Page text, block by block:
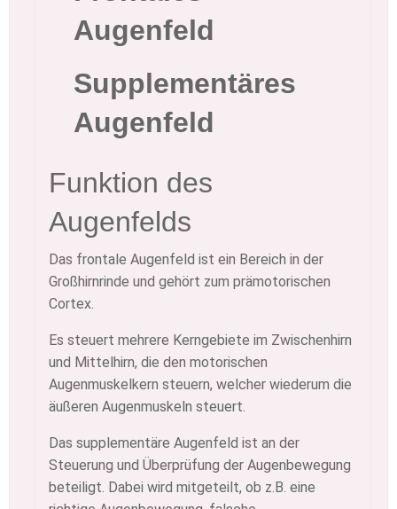
Augenfeld
Supplementäres
Augenfeld
Funktion des
Augenfelds
Das frontale Augenfeld ist ein Bereich in der
Großhirnrinde und gehört zum prämotorischen
Cortex.
Es steuert mehrere Kerngebiete im Zwischenhirn
und Mittelhirn, die den motorischen
Augenmuskelkern steuern, welcher wiederum die
äußeren Augenmuskeln steuert.
Das supplementäre Augenfeld ist an der
Steuerung und Überprüfung der Augenbewegung
beteiligt. Dabei wird mitgeteilt, ob z.B. eine